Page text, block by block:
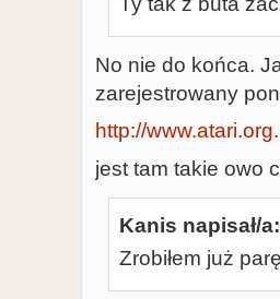
No nie do końca.
zarejestrowany
http://
jest tam takie owo
Kanis napisał/a:
Zrobiłem już